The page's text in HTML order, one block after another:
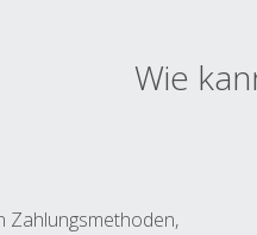
Wie
Zahlungsmethoden,